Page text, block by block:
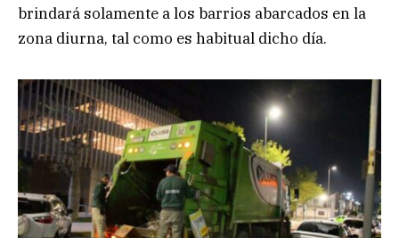
brindará solamente a los barrios abarcados en la
zona diurna, tal como es habitual dicho día.